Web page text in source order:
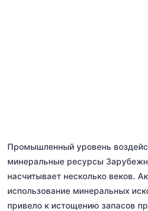
Промышленный уровень
минеральные ресурсы
насчитывает несколько веков.
использование минеральных
привело к истощению запасов